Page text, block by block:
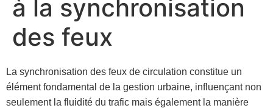
à la synchronisation
des feux
La synchronisation des feux de circulation constitue un
élément fondamental de la gestion urbaine, influençant non
seulement la fluidité du trafic mais également la manière